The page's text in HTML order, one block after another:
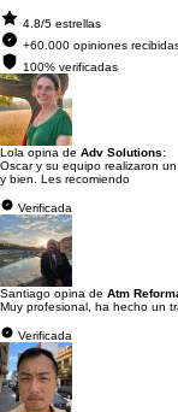
4.8/5 estrellas
+60.000 opiniones
100% verificadas
Lola opina de Adv Solutions:
Oscar y su equipo realizaron
y bien. Les recomiendo
Verificada
Santiago opina de Atm
Muy profesional, ha hecho un
Verificada